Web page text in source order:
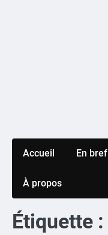
Accueil En bref
À propos
Étiquette :